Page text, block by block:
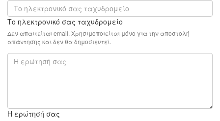
Το ηλεκτρονικό σας ταχυδρομείο
Δεν απαιτείται email. Χρησιμοποιείται μόνο για την αποστολή
απάντησης και δεν θα δημοσιευτεί.
Η ερώτησή σας